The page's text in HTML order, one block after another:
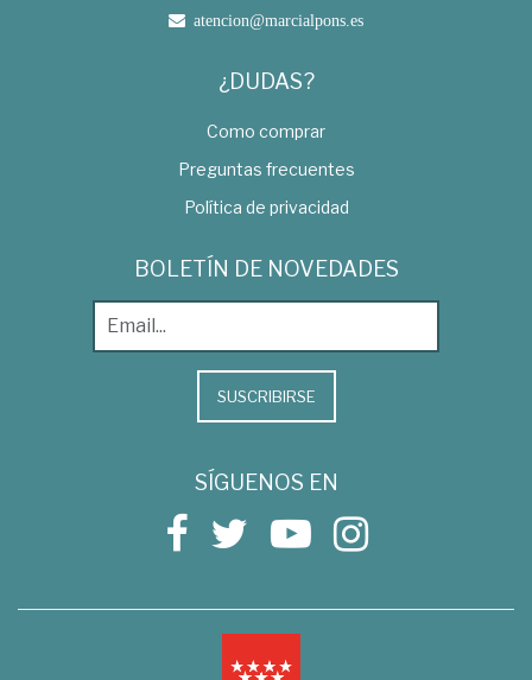
atencion@marcialpons.es
¿DUDAS?
Como comprar
Preguntas frecuentes
Política de privacidad
BOLETÍN DE NOVEDADES
SUSCRIBIRSE
SÍGUENOS EN